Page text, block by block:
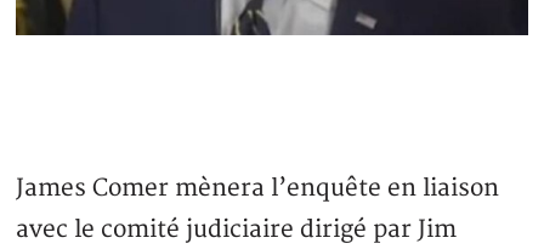
James Comer mènera l’enquête en liaison
avec le comité judiciaire dirigé par Jim